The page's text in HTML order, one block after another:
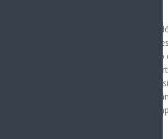
El próximo 19 de septiembre,
convocatoria de este programa de
hermosillenses cumplidos, que
entradas a conciertos y a eventos
ciudad, y que en esta ocasión el
Antonio Astiazarán decidió esta
refleja en ahorros a las familias e